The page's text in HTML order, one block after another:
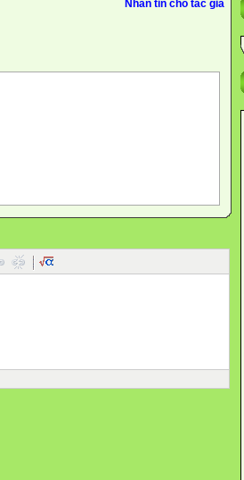
Nhắn tin cho tác giả